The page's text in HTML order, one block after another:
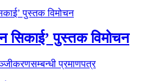
सिकाई’ पुस्तक विमोचन